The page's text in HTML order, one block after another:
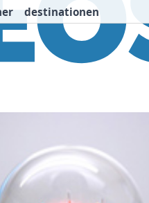
destinationen
Inspiration